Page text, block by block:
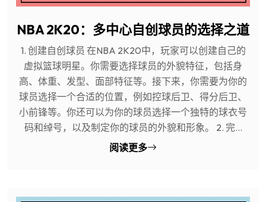
NBA 2K20：多中心自创球员的选择之道
1. 创建自创球员 在NBA 2K20中，玩家可以创建自己的
虚拟篮球明星。你需要选择球员的外貌特征，包括身
高、体重、发型、面部特征等。接下来，你需要为你的
球员选择一个合适的位置，例如控球后卫、得分后卫、
小前锋等。你还可以为你的球员选择一个独特的球衣号
码和绰号，以及制定你的球员的外貌和形象。 2. 完...
阅读更多